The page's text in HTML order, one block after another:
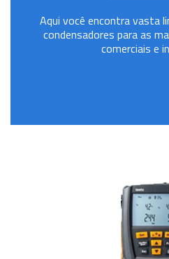
Aqui você encontra vasta
condensadores para as
comerciais e